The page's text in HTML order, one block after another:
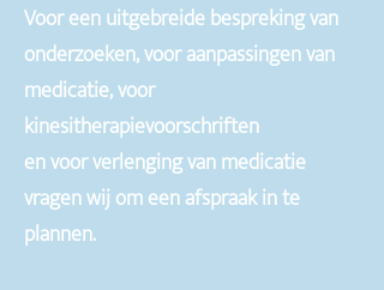
Voor een uitgebreide bespreking van
onderzoeken, voor aanpassingen van
medicatie, voor
kinesitherapievoorschriften
en voor verlenging van medicatie
vragen wij om een afspraak in te
plannen.